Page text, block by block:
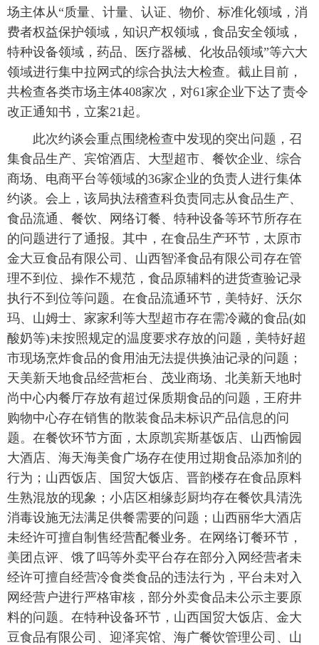
场主体从“质量、计量、认证、物价、标准化领域，消
费者权益保护领域，知识产权领域，食品安全领域，
特种设备领域，药品、医疗器械、化妆品领域”等六大
领域进行集中拉网式的综合执法大检查。截止目前，
共检查各类市场主体408家次，对61家企业下达了责令
改正通知书，立案21起。
此次约谈会重点围绕检查中发现的突出问题，召
集食品生产、宾馆酒店、大型超市、餐饮企业、综合
商场、电商平台等领域的36家企业的负责人进行集体
约谈。会上，该局执法稽查科负责同志从食品生产、
食品流通、餐饮、网络订餐、特种设备等环节所存在
的问题进行了通报。其中，在食品生产环节，太原市
金大豆食品有限公司、山西智泽食品有限公司存在管
理不到位、操作不规范，食品原辅料的进货查验记录
执行不到位等问题。在食品流通环节，美特好、沃尔
玛、山姆士、家家利等大型超市存在需冷藏的食品(如
酸奶等)未按照规定的温度要求存放的问题，美特好超
市现场烹炸食品的食用油无法提供换油记录的问题；
天美新天地食品经营柜台、茂业商场、北美新天地时
尚中心内餐厅存放有超过保质期食品的问题，王府井
购物中心存在销售的散装食品未标识产品信息的问
题。在餐饮环节方面，太原凯宾斯基饭店、山西愉园
大酒店、海天海美食广场存在使用过期食品添加剂的
行为；山西饭店、国贸大饭店、晋韵楼存在食品原料
生熟混放的现象；小店区相缘彭厨均存在餐饮具清洗
消毒设施无法满足供餐需要的问题；山西丽华大酒店
未经许可擅自制售经营配餐业务。在网络订餐环节，
美团点评、饿了吗等外卖平台存在部分入网经营者未
经许可擅自经营冷食类食品的违法行为，平台未对入
网经营户进行严格审核，部分外卖食品未公示主要原
料的问题。在特种设备环节，山西国贸大饭店、金大
豆食品有限公司、迎泽宾馆、海广餐饮管理公司、山